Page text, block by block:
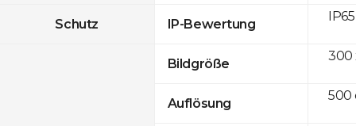
Schutz IP-Bewertung
Bildgröße
Auflösung
IP65
300
500